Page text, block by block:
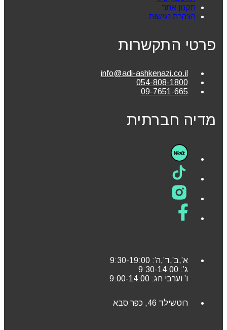
תקנון אתר
הצהרת נגישות
פרטי התקשרות
info@adi-ashkenazi.co.il
054-808-1800
09-7651-665
מדיה חברתית
א’,ב’,ד’,ה’: 9:30-19:00
ג’: 9:30-14:00
ו’ וערבי חג: 9:00-14:00
רוטשילד 46, כפר סבא